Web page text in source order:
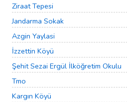
Ziraat Tepesi
Jandarma Sokak
Azgin Yaylasi
İzzettin Köyü
Şehit Sezai Ergül İlköğretim Okulu
Tmo
Kargın Köyü